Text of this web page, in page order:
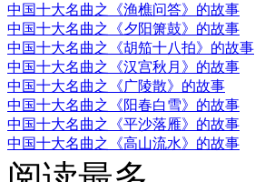
中国十大名曲之《渔樵问答》的故事
中国十大名曲之《夕阳箫鼓》的故事
中国十大名曲之《胡笳十八拍》的故事
中国十大名曲之《汉宫秋月》的故事
中国十大名曲之《广陵散》的故事
中国十大名曲之《阳春白雪》的故事
中国十大名曲之《平沙落雁》的故事
中国十大名曲之《高山流水》的故事